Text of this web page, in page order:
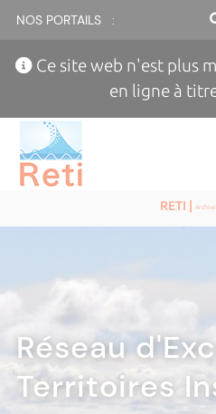
NOS PORTAILS :
Ce site web n'est plus
en ligne à
RETI |
Réseau
Territoires